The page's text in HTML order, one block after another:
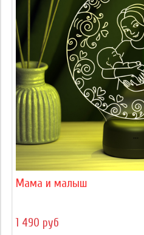
Мама и малыш
1 490 руб